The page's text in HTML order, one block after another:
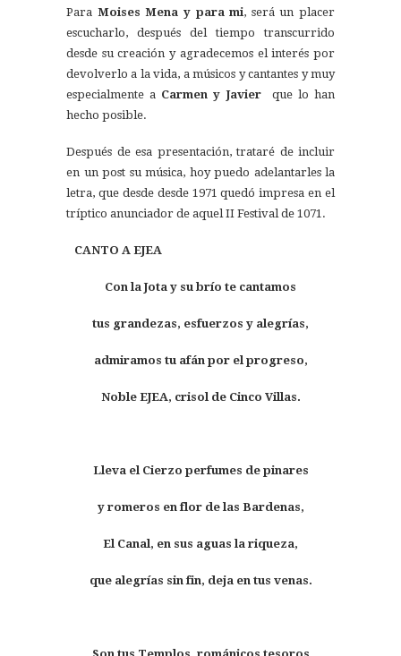
Para Moises Mena y para mi, será un placer
escucharlo, después del tiempo transcurrido
desde su creación y agradecemos el interés por
devolverlo a la vida, a músicos y cantantes y muy
especialmente a Carmen y Javierque lo han
hecho posible.
Después de esa presentación, trataré de incluir
en un post su música, hoy puedo adelantarles la
letra, que desde desde 1971 quedó impresa en el
tríptico anunciador de aquel II Festival de 1071.
CANTO A EJEA
Con la Jota y su brío te cantamos
tus grandezas, esfuerzos y alegrías,
admiramos tu afán por el progreso,
Noble EJEA, crisol de Cinco Villas.
Lleva el Cierzo perfumes de pinares
y romeros en flor de las Bardenas,
El Canal, en sus aguas la riqueza,
que alegrías sin fin, deja en tus venas.